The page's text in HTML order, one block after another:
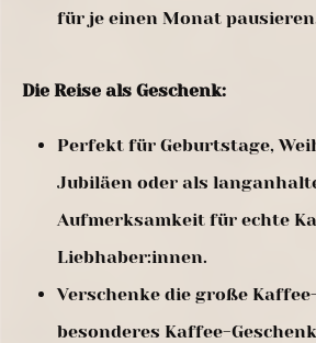
für je einen Monat
Die Reise als Geschenk:
Perfekt für Geburtstage,
Jubiläen oder als
Aufmerksamkeit für echte
Liebhaber:innen.
Verschenke die große
besonderes Kaffee-